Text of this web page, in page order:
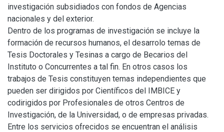
investigación subsidiados con fondos de Agencias
nacionales y del exterior.
Dentro de los programas de investigación se incluye la
formación de recursos humanos, el desarrolo temas de
Tesis Doctorales y Tesinas a cargo de Becarios del
Instituto o Concurrentes a tal fin. En otros casos los
trabajos de Tesis constituyen temas independientes que
pueden ser dirigidos por Científicos del IMBICE y
codirigidos por Profesionales de otros Centros de
Investigación, de la Universidad, o de empresas privadas.
Entre los servicios ofrecidos se encuentran el análisis